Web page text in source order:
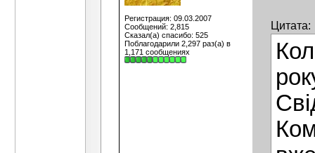
Регистрация: 09.03.2007
Сообщений: 2,815
Сказал(а) спасибо: 525
Поблагодарили 2,297 раз(а) в
1,171 сообщениях
Цитата: